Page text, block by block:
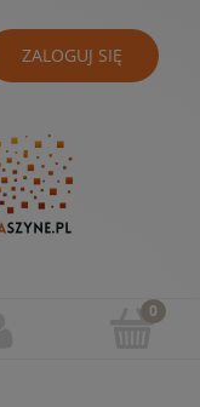
ZALOGUJ SIĘ